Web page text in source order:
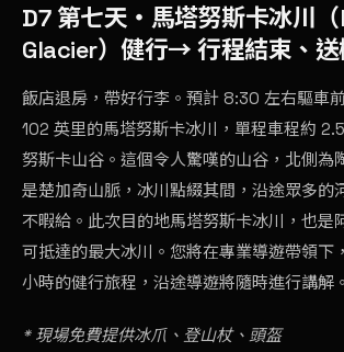
D7 第七天 ・馬塔努斯卡冰川
Glacier）健行→ 行程結束、
飯店退房，帶好行李。預計 8:30 左右驅車
102 英里的馬塔努斯卡冰川，單程車程約
努斯卡山谷。這個令人驚嘆的山谷，北側為
是楚加奇山脈，冰川點綴其間，沿途眾多的
不暇給。此次目的地馬塔努斯卡冰川，也是
可抵達的最大冰川。您將在專業導遊帶領下
小時的健行旅程，沿途導遊將隨時進行講解。
* 現場免費提供冰爪、登山杖、頭盔